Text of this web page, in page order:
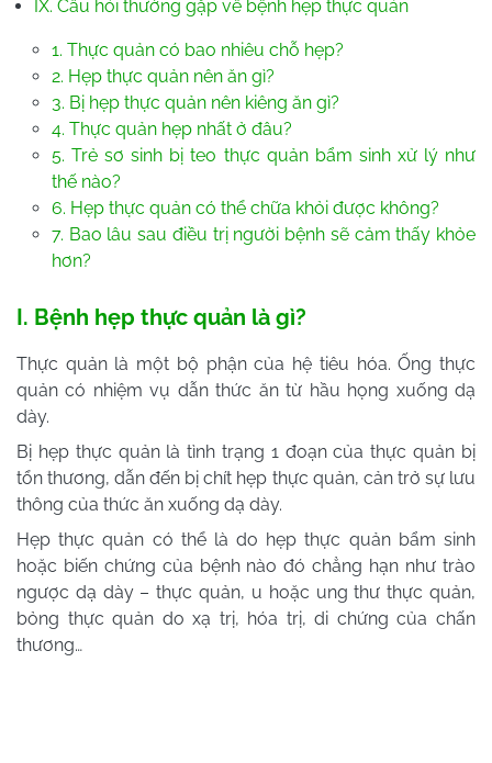
IX. Câu hỏi thường gặp về bệnh hẹp thực quản
1. Thực quản có bao nhiêu chỗ hẹp?
2. Hẹp thực quản nên ăn gì?
3. Bị hẹp thực quản nên kiêng ăn gì?
4. Thực quản hẹp nhất ở đâu?
5. Trẻ sơ sinh bị teo thực quản bẩm sinh xử lý như
thế nào?
6. Hẹp thực quản có thể chữa khỏi được không?
7. Bao lâu sau điều trị người bệnh sẽ cảm thấy khỏe
hơn?
I. Bệnh hẹp thực quản là gì?
Thực quản là một bộ phận của hệ tiêu hóa. Ống thực
quản có nhiệm vụ dẫn thức ăn từ hầu họng xuống dạ
dày.
Bị hẹp thực quản là tình trạng 1 đoạn của thực quản bị
tổn thương, dẫn đến bị chít hẹp thực quản, cản trở sự lưu
thông của thức ăn xuống dạ dày.
Hẹp thực quản có thể là do hẹp thực quản bẩm sinh
hoặc biến chứng của bệnh nào đó chẳng hạn như trào
ngược dạ dày – thực quản, u hoặc ung thư thực quản,
bỏng thực quản do xạ trị, hóa trị, di chứng của chấn
thương…